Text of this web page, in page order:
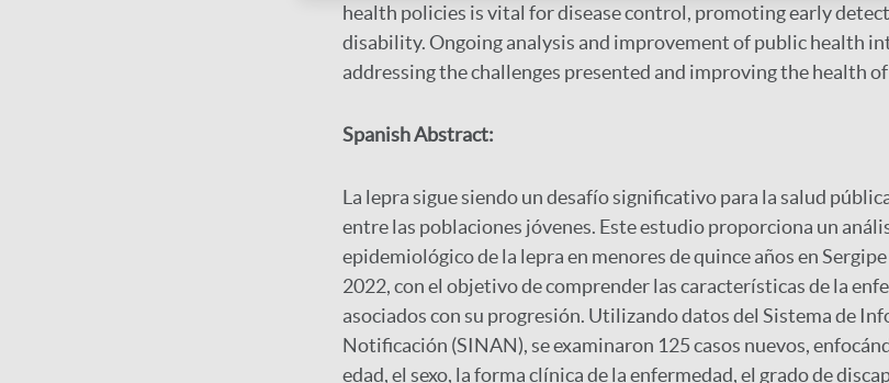
health policies is vital for disease control, promoting early
disability. Ongoing analysis and improvement of public health
addressing the challenges presented and improving the health
Spanish Abstract:
La lepra sigue siendo un desafío significativo para la salud
entre las poblaciones jóvenes. Este estudio proporciona un
epidemiológico de la lepra en menores de quince años en
2022, con el objetivo de comprender las características de la
asociados con su progresión. Utilizando datos del Sistema de
Notificación (SINAN), se examinaron 125 casos nuevos,
edad, el sexo, la forma clínica de la enfermedad, el grado de